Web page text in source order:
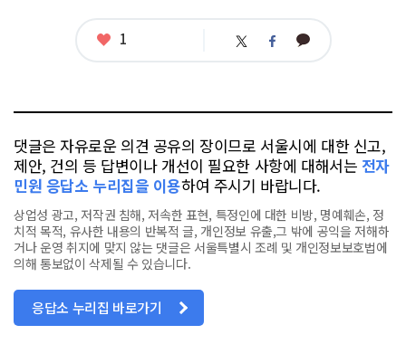
좋1 트 페 카
댓글은 자유로운 의견 공유의 장이므로 서울시에 대한 신고,
제안, 건의 등 답변이나 개선이 필요한 사항에 대해서는 전자
민원 응답소 누리집을 이용하여 주시기 바랍니다.
상업성 광고, 저작권 침해, 저속한 표현, 특정인에 대한 비방, 명예훼손, 정
치적 목적, 유사한 내용의 반복적 글, 개인정보 유출,그 밖에 공익을 저해하
거나 운영 취지에 맞지 않는 댓글은 서울특별시 조례 및 개인정보보호법에
의해 통보없이 삭제될 수 있습니다.
응답소 누리집 바로가기